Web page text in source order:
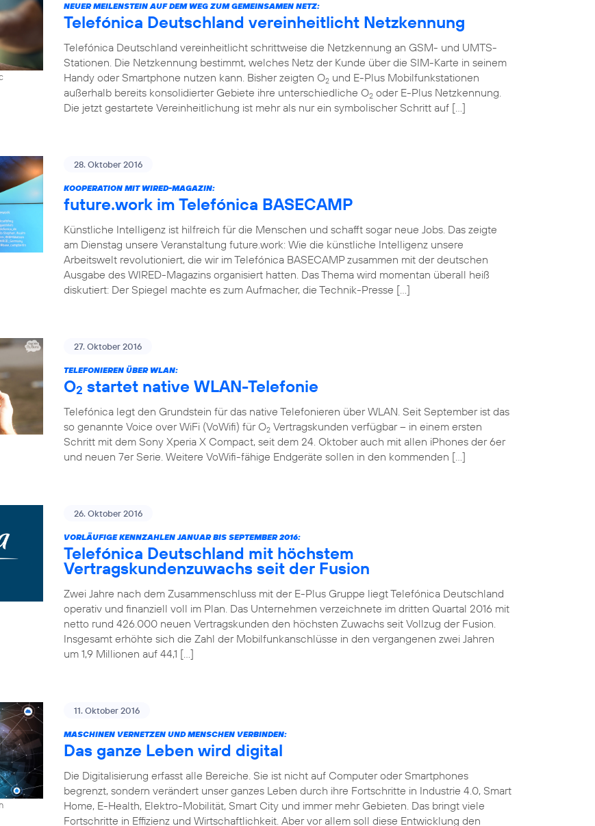
NEUER MEILENSTEIN AUF DEM WEG ZUM GEMEINSAMEN NETZ:
Telefónica Deutschland vereinheitlicht Netzkennung
Telefónica Deutschland vereinheitlicht schrittweise die Netzkennung an GSM- und UMTS-
Stationen. Die Netzkennung bestimmt, welches Netz der Kunde über die SIM-Karte in seinem
Handy oder Smartphone nutzen kann. Bisher zeigten O2 und E-Plus Mobilfunkstationen
außerhalb bereits konsolidierter Gebiete ihre unterschiedliche O2 oder E-Plus Netzkennung.
Die jetzt gestartete Vereinheitlichung ist mehr als nur ein symbolischer Schritt auf […]
28. Oktober 2016
KOOPERATION MIT WIRED-MAGAZIN:
future.work im Telefónica BASECAMP
Künstliche Intelligenz ist hilfreich für die Menschen und schafft sogar neue Jobs. Das zeigte
am Dienstag unsere Veranstaltung future.work: Wie die künstliche Intelligenz unsere
Arbeitswelt revolutioniert, die wir im Telefónica BASECAMP zusammen mit der deutschen
Ausgabe des WIRED-Magazins organisiert hatten. Das Thema wird momentan überall heiß
diskutiert: Der Spiegel machte es zum Aufmacher, die Technik-Presse […]
27. Oktober 2016
TELEFONIEREN ÜBER WLAN:
O2 startet native WLAN-Telefonie
Telefónica legt den Grundstein für das native Telefonieren über WLAN. Seit September ist das
so genannte Voice over WiFi (VoWifi) für O2 Vertragskunden verfügbar – in einem ersten
Schritt mit dem Sony Xperia X Compact, seit dem 24. Oktober auch mit allen iPhones der 6er
und neuen 7er Serie. Weitere VoWifi-fähige Endgeräte sollen in den kommenden […]
26. Oktober 2016
VORLÄUFIGE KENNZAHLEN JANUAR BIS SEPTEMBER 2016:
Telefónica Deutschland mit höchstem
Vertragskundenzuwachs seit der Fusion
Zwei Jahre nach dem Zusammenschluss mit der E-Plus Gruppe liegt Telefónica Deutschland
operativ und finanziell voll im Plan. Das Unternehmen verzeichnete im dritten Quartal 2016 mit
netto rund 426.000 neuen Vertragskunden den höchsten Zuwachs seit Vollzug der Fusion.
Insgesamt erhöhte sich die Zahl der Mobilfunkanschlüsse in den vergangenen zwei Jahren
um 1,9 Millionen auf 44,1 […]
11. Oktober 2016
MASCHINEN VERNETZEN UND MENSCHEN VERBINDEN:
Das ganze Leben wird digital
Die Digitalisierung erfasst alle Bereiche. Sie ist nicht auf Computer oder Smartphones
begrenzt, sondern verändert unser ganzes Leben durch ihre Fortschritte in Industrie 4.0, Smart
Home, E-Health, Elektro-Mobilität, Smart City und immer mehr Gebieten. Das bringt viele
Fortschritte in Effizienz und Wirtschaftlichkeit. Aber vor allem soll diese Entwicklung den